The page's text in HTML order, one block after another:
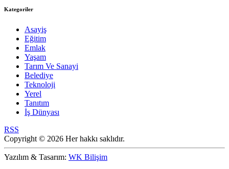
Kategoriler
Asayiş
Eğitim
Emlak
Yaşam
Tarım Ve Sanayi
Belediye
Teknoloji
Yerel
Tanıtım
İş Dünyası
RSS
Copyright © 2026 Her hakkı saklıdır.
Yazılım & Tasarım: WK Bilişim